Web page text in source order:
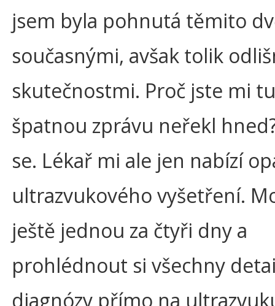
jsem byla pohnutá těmito
současnými, avšak tolik
skutečnostmi. Proč jste mi tu
špatnou zprávu neřekl
se. Lékař mi ale jen nabízí
ultrazvukového vyšetření.
ještě jednou za čtyři dny a
prohlédnout si všechny
diagnózy přímo na